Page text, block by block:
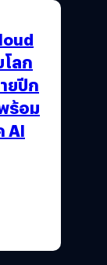
ลก
ยปีก
ร้อม
AI